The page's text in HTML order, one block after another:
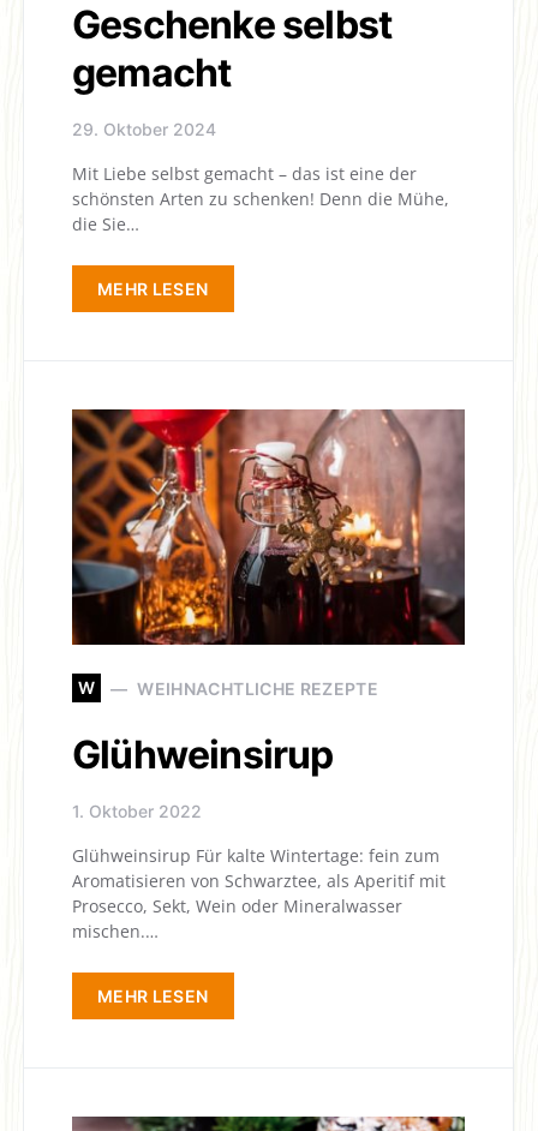
Geschenke selbst
gemacht
29. Oktober 2024
Mit Liebe selbst gemacht – das ist eine der
schönsten Arten zu schenken! Denn die Mühe,
die Sie…
MEHR LESEN
W WEIHNACHTLICHE REZEPTE
Glühweinsirup
1. Oktober 2022
Glühweinsirup Für kalte Wintertage: fein zum
Aromatisieren von Schwarztee, als Aperitif mit
Prosecco, Sekt, Wein oder Mineralwasser
mischen.…
MEHR LESEN